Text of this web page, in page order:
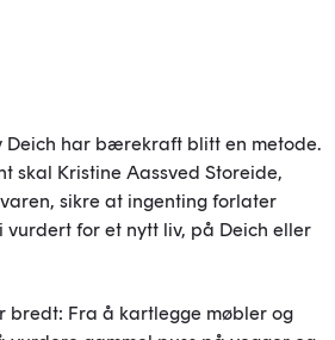
Deich har bærekraft blitt en metode.
skal Kristine Aassved Storeide,
sikre at ingenting forlater
vurdert for et nytt liv, på Deich eller
bredt: Fra å kartlegge møbler og